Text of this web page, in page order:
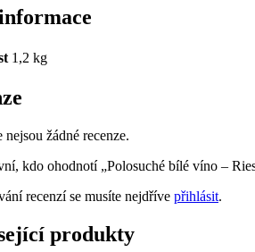
1,2 kg
nejsou žádné recenze.
kdo ohodnotí „Polosuché bílé víno –
recenzí se musíte nejdříve přihlásit.
produkty